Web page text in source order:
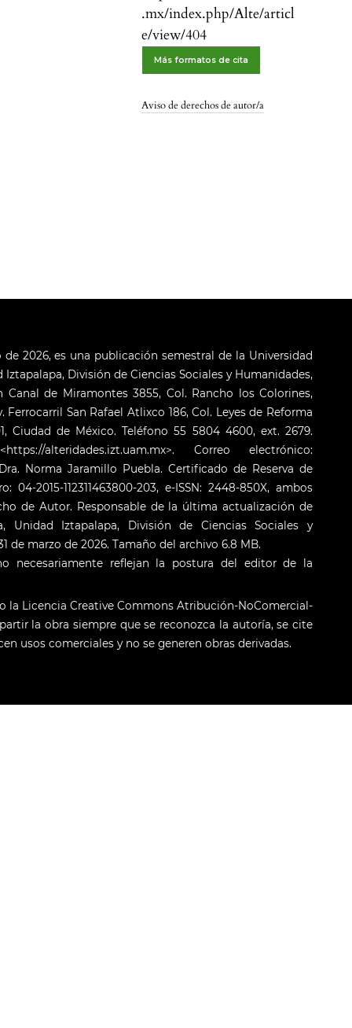
.mx/index.php/Alte/articl
e/view/404
Más formatos de cita
Aviso de derechos de autor/a
de 2026, es una publicación semestral de la Universidad
División de Ciencias Sociales y Humanidades,
de Miramontes 3855, Col. Rancho los Colorines,
Ferrocarril San Rafael Atlixco 186, Col. Leyes de Reforma
Ciudad de México. Teléfono 55 5804 4600, ext. 2679.
alteridades.izt.uam.mx>. Correo electrónico:
Norma Jaramillo Puebla. Certificado de Reserva de
2015-112311463800-203, e-ISSN: 2448-850X, ambos
de Autor. Responsable de la última actualización de
Unidad Iztapalapa, División de Ciencias Sociales y
de marzo de 2026. Tamaño del archivo 6.8 MB.
necesariamente reflejan la postura del editor de la
la Licencia Creative Commons Atribución-NoComercial-
la obra siempre que se reconozca la autoría, se cite
usos comerciales y no se generen obras derivadas.